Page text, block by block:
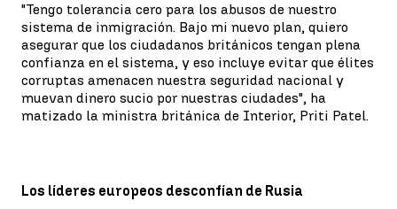
"Tengo tolerancia cero para los abusos de nuestro
sistema de inmigración. Bajo mi nuevo plan, quiero
asegurar que los ciudadanos británicos tengan plena
confianza en el sistema, y eso incluye evitar que élites
corruptas amenacen nuestra seguridad nacional y
muevan dinero sucio por nuestras ciudades", ha
matizado la ministra británica de Interior, Priti Patel.
Los líderes europeos desconfían de Rusia